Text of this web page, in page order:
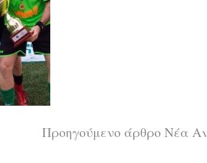
Διαβάστε
Προηγούμενο άρθροΝέα